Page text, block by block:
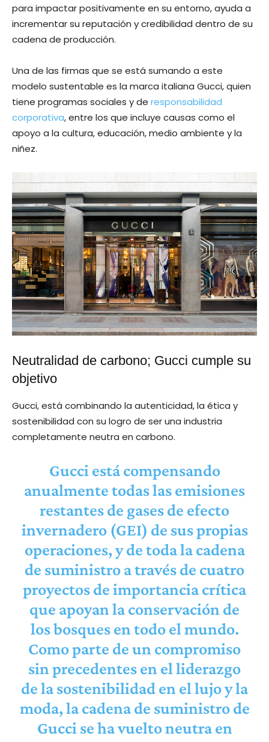
para impactar positivamente en su entorno, ayuda a
incrementar su reputación y credibilidad dentro de su
cadena de producción.
Una de las firmas que se está sumando a este
modelo sustentable es la marca italiana Gucci, quien
tiene programas sociales y de responsabilidad
corporativa, entre los que incluye causas como el
apoyo a la cultura, educación, medio ambiente y la
niñez.
Neutralidad de carbono; Gucci cumple su
objetivo
Gucci, está combinando la autenticidad, la ética y
sostenibilidad con su logro de ser una industria
completamente neutra en carbono.
Gucci está compensando
anualmente todas las emisiones
restantes de gases de efecto
invernadero (GEI) de sus propias
operaciones, y de toda la cadena
de suministro a través de cuatro
proyectos de importancia crítica
que apoyan la conservación de
los bosques en todo el mundo.
Como parte de un compromiso
sin precedentes en el liderazgo
de la sostenibilidad en el lujo y la
moda, la cadena de suministro de
Gucci se ha vuelto neutra en